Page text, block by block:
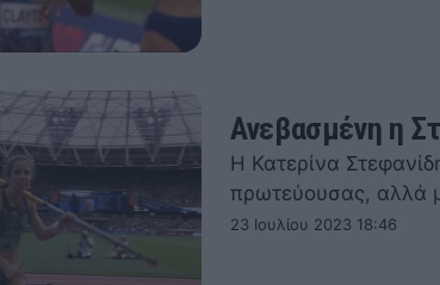
Ανεβασμένη η
Η Κατερίνα
πρωτεύουσας, αλλά
23 Ιουλίου 2023 18:46